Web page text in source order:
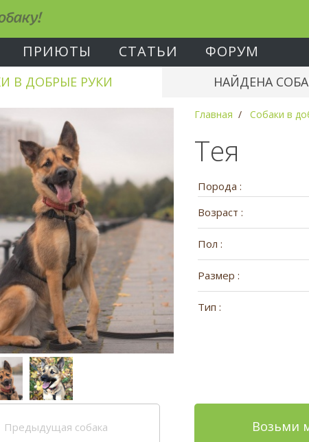
ПРИЮТЫ СТАТЬИ ФОРУМ
В ДОБРЫЕ РУКИ НАЙДЕНА
Главная Собаки в
Тея
Порода :
Возраст :
Пол :
Размер :
Тип :
Предыдущая собака Возьми